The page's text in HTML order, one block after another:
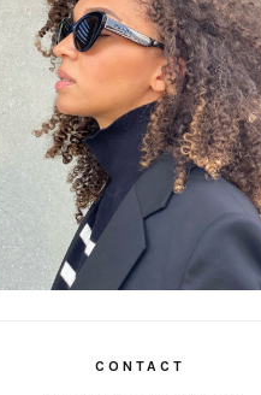
CONTACT